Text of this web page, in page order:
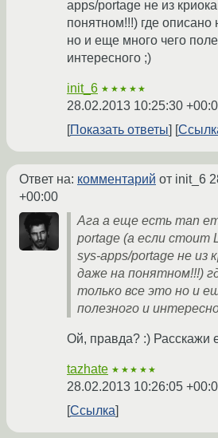
apps/portage не из
понятном!!!) где описано
но и еще много чего
интересного ;)
init_6 ★★★★★
28.02.2013 10:25:30
Показать ответы
Ответ на: комментарий от init_6
+00:00
Ага а еще есть man
portage (а если стоит
sys-apps/portage не из
даже на понятном!!!)
только все это но и
полезного и
Ой, правда? :) Расскажи
tazhate ★★★★★
28.02.2013 10:26:05
Ссылка